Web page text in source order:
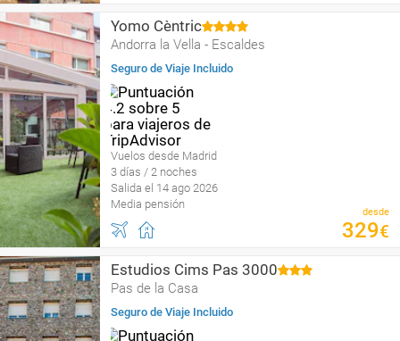
Yomo Cèntric
Andorra la Vella - Escaldes
Seguro de Viaje Incluido
Vuelos desde Madrid
3 días / 2 noches
Salida el 14 ago 2026
Media pensión
desde
329€
Estudios Cims Pas 3000
Pas de la Casa
Seguro de Viaje Incluido